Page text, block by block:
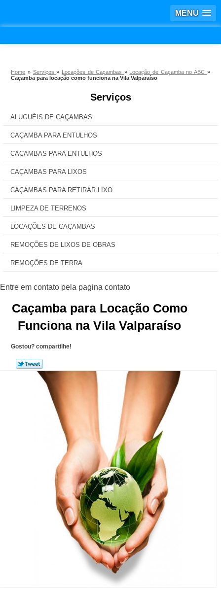
MENU
Home » Serviços» Locações de Caçambas » Locação de Caçamba no ABC »
Caçamba para locação como funciona na Vila Valparaíso
Serviços
ALUGUÉIS DE CAÇAMBAS
CAÇAMBA PARA ENTULHOS
CAÇAMBAS PARA ENTULHOS
CAÇAMBAS PARA LIXOS
CAÇAMBAS PARA RETIRAR LIXO
LIMPEZA DE TERRENOS
LOCAÇÕES DE CAÇAMBAS
REMOÇÕES DE LIXOS DE OBRAS
REMOÇÕES DE TERRA
Caçamba para Locação Como
Funciona na Vila Valparaíso
Gostou? compartilhe!